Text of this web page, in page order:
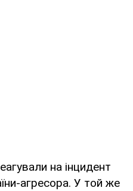
на інцидент
агресора. У той же